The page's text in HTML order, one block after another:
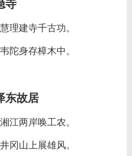
寺
理建寺千古功。
陀身存樟木中。
东故居
江两岸唤工农。
冈山上展雄风。